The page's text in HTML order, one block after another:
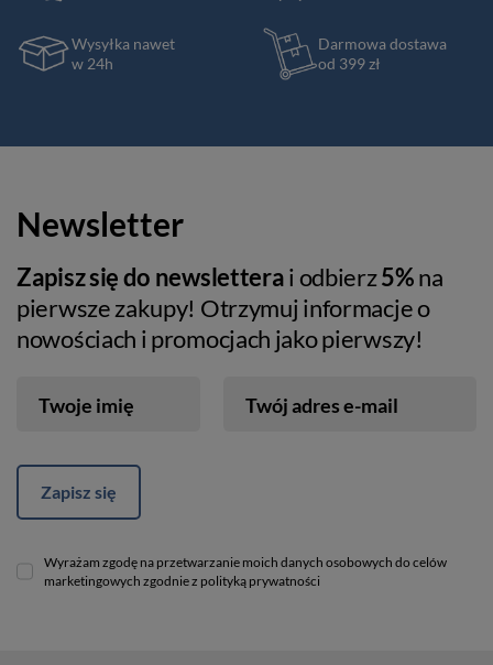
Wysyłka nawet
w 24h
Darmowa dostawa
od 399 zł
Newsletter
Zapisz się do newsletterai odbierz5%na
pierwsze zakupy! Otrzymuj informacje o
nowościach i promocjach jako pierwszy!
Twoje imię Twój adres e-mail
Zapisz się
Wyrażam zgodę na przetwarzanie moich danych osobowych do celów
marketingowych zgodnie z polityką prywatności